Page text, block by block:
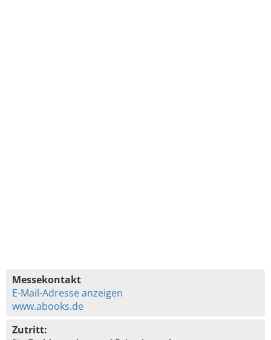
Messekontakt
E-Mail-Adresse anzeigen
www.abooks.de
Zutritt: